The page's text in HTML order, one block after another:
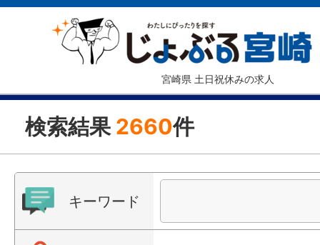
宮崎県 土日祝休みの求人
検索結果 2660件
キーワード